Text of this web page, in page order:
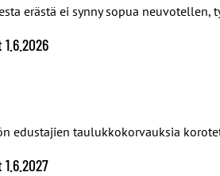
erästä ei synny sopua
edustajien taulukkokorvauksia